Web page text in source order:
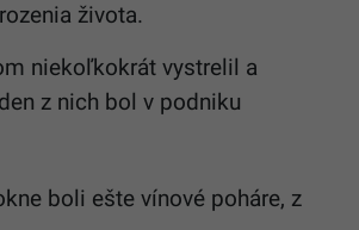
života.
niekoľkokrát vystrelil a
z nich bol v podniku
boli ešte vínové poháre, z